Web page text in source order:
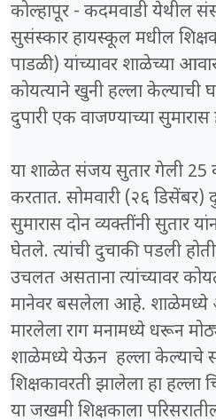
कोल्हापूर - कदमवाडी येथील
सुसंस्कार हायस्कूल मधील
पाडळी) यांच्यावर शाळेच्या
कोयत्याने खुनी हल्ला
दुपारी एक वाजण्याच्या
या शाळेत संजय सुतार गेली 25
करतात. सोमवारी (२६ डिसेंबर)
सुमारास दोन व्यक्तींनी सुतार
घेतले. त्यांची दुचाकी पडली
उचलत असताना त्यांच्यावर
मानेवर बसलेला आहे. शाळेमध्ये
मारलेला राग मनामध्ये धरून
शाळेमध्ये येऊन हल्ला केल्याचे
शिक्षकावरती झालेला हा हल्ला
या जखमी शिक्षकाला